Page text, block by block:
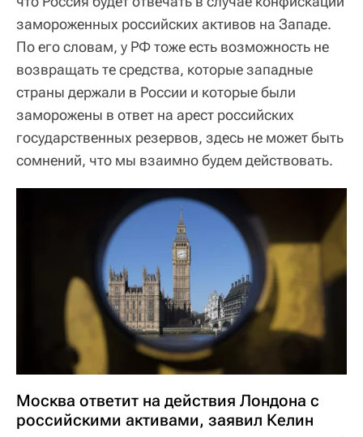
замороженных российских активов на Западе.
По его словам, у РФ тоже есть возможность не
возвращать те средства, которые западные
страны держали в России и которые были
заморожены в ответ на арест российских
государственных резервов, здесь не может быть
сомнений, что мы взаимно будем действовать.
Москва ответит на действия Лондона с
российскими активами, заявил Келин